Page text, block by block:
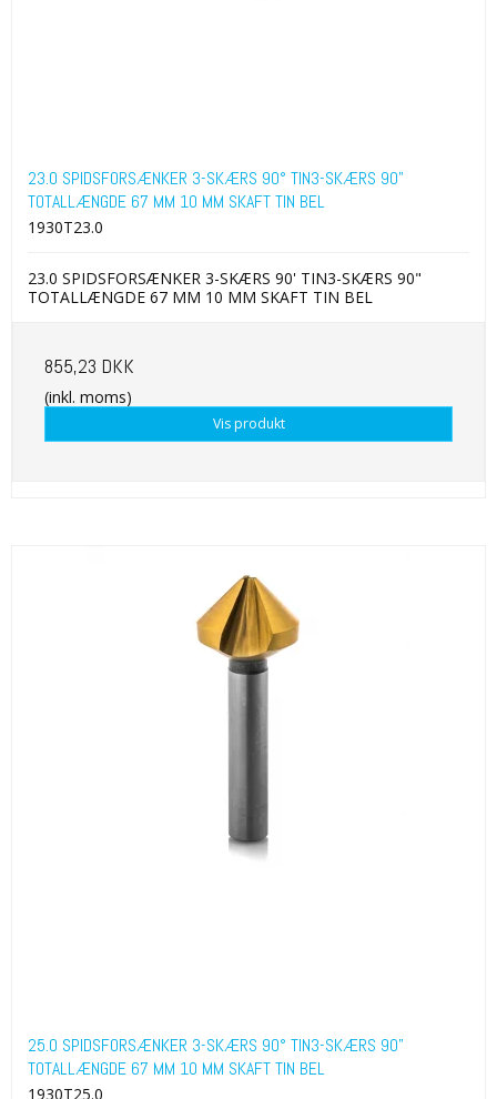
23.0 SPIDSFORSÆNKER 3-SKÆRS 90° TIN3-SKÆRS 90"
TOTALLÆNGDE 67 MM 10 MM SKAFT TIN BEL
1930T23.0
23.0 SPIDSFORSÆNKER 3-SKÆRS 90' TIN3-SKÆRS 90"
TOTALLÆNGDE 67 MM 10 MM SKAFT TIN BEL
855,23 DKK
(inkl. moms)
Vis produkt
25.0 SPIDSFORSÆNKER 3-SKÆRS 90° TIN3-SKÆRS 90"
TOTALLÆNGDE 67 MM 10 MM SKAFT TIN BEL
1930T25.0